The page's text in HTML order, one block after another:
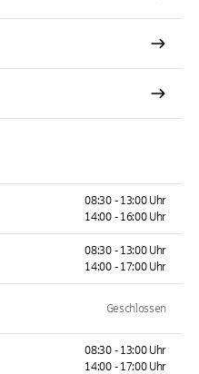
08:30 - 13:00 Uhr
14:00 - 16:00 Uhr
08:30 - 13:00 Uhr
14:00 - 17:00 Uhr
Geschlossen
08:30 - 13:00 Uhr
14:00 - 17:00 Uhr